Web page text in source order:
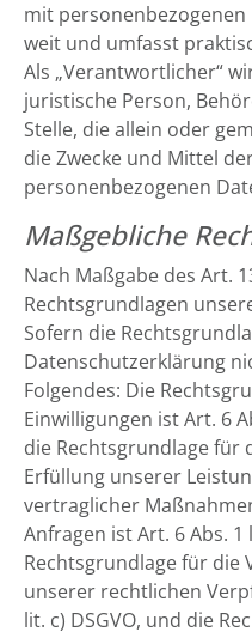
mit
weit und umfasst
Als „Verantwortlicher“
juristische Person,
Stelle, die allein oder
die Zwecke und Mittel
personenbezogenen
Maßgebliche
Nach Maßgabe des Art.
Rechtsgrundlagen
Sofern die
Datenschutzerklärung
Folgendes: Die
Einwilligungen ist Art. 6
die Rechtsgrundlage für
Erfüllung unserer
vertraglicher
Anfragen ist Art. 6 Abs. 1
Rechtsgrundlage für die
unserer rechtlichen
lit. c) DSGVO, und die